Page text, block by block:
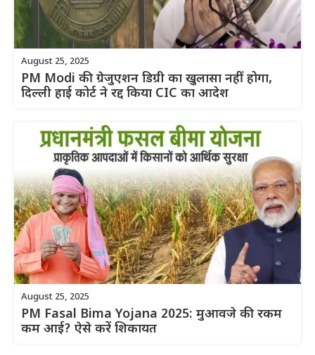
August 25, 2025
PM Modi की ग्रेजुएशन डिग्री का खुलासा नहीं होगा,
दिल्ली हाई कोर्ट ने रद्द किया CIC का आदेश
August 25, 2025
PM Fasal Bima Yojana 2025: मुआवजे की रकम
कम आई? ऐसे करें शिकायत